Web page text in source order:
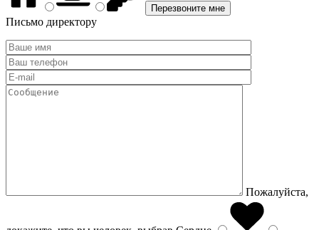
Письмо директору
Пожалуйста,